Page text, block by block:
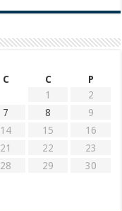
C C
P
1
2
7 8
9
14 15
16
21 22
23
28 29
30